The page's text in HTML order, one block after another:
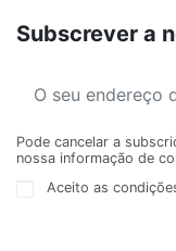
Subscrever a
Pode cancelar a
nossa informação de
Aceito as